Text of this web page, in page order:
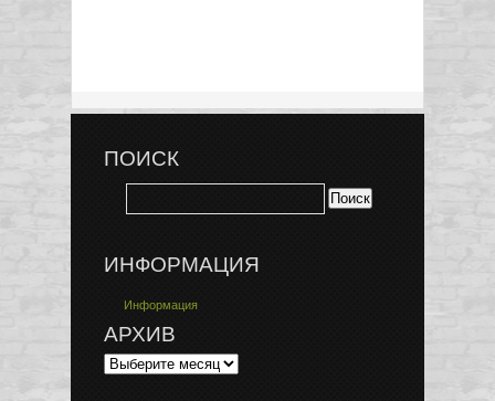
ПОИСК
ИНФОРМАЦИЯ
Информация
АРХИВ